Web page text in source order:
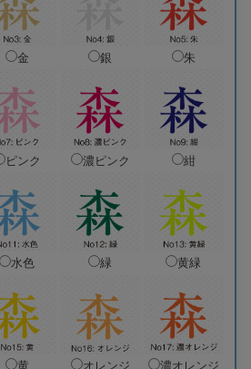
金 銀 朱
ピンク 濃ピンク 紺
水色 緑 黄緑
黄 オレンジ 濃オレンジ